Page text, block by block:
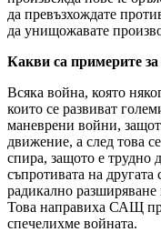
да превъзхождате
да унищожавате
Какви са примерите
Всяка война, която
които се развиват
маневрени войни,
движение, а след това
спира, защото е трудно
съпротивата на другата
радикално
Това направиха САЩ
спечелихме войната.